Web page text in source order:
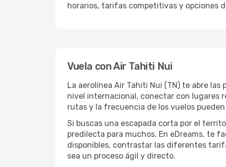
horarios, tarifas competitivas y opciones
Vuela con Air Tahiti Nui
La aerolínea Air Tahiti Nui (TN) te abre
nivel internacional, conectar con lugares
rutas y la frecuencia de los vuelos
Si buscas una escapada corta por el
predilecta para muchos. En eDreams, te
disponibles, contrastar las diferentes
sea un proceso ágil y directo.